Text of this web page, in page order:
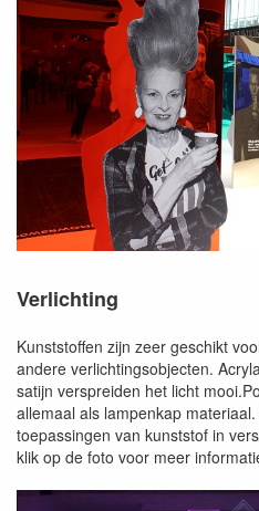
Verlichting
Kunststoffen zijn zeer geschikt
andere verlichtingsobjecten.
satijn verspreiden het licht
allemaal als lampenkap
toepassingen van kunststof in
klik op de foto voor meer